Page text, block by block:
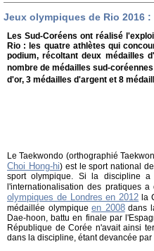
Jeux olympiques de Rio 2016
Les Sud-Coréens ont réalisé
Rio : les quatre athlètes qui
podium, récoltant deux médailles
nombre de médailles sud-
d'or, 3 médailles d'argent et 8
Le Taekwondo (orthographié
Choi Hong-hi) est le sport national
sport olympique. Si la discipline a
l'internationalisation des pratiques
olympiques de Londres en 2012 la
médaillée olympiqueen 2008dans
Dae-hoon, battu en finale par
République de Corée n'avait ainsi
dans la discipline, étant devancée par